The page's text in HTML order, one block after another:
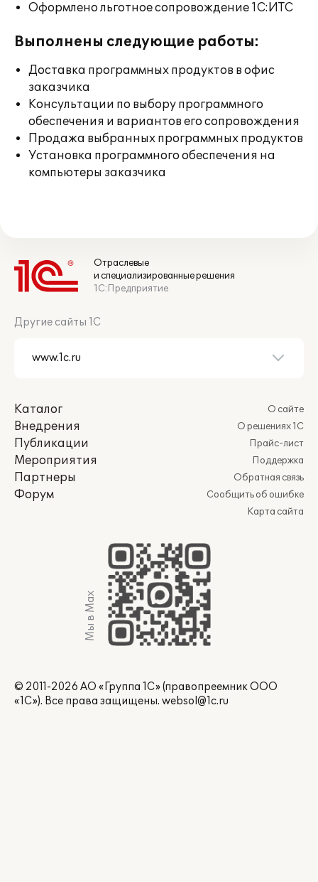
Оформлено льготное сопровождение 1С:ИТС
Выполнены следующие работы:
Доставка программных продуктов в офис
заказчика
Консультации по выбору программного
обеспечения и вариантов его сопровождения
Продажа выбранных программных продуктов
Установка программного обеспечения на
компьютеры заказчика
Отраслевые
и специализированные решения
1С:Предприятие
Другие сайты 1С
Каталог
Внедрения
Публикации
Мероприятия
Партнеры
Форум
О сайте
О решениях 1С
Прайс-лист
Поддержка
Обратная связь
Сообщить об ошибке
Карта сайта
Мы в Max
© 2011-2026 АО «Группа 1С» (правопреемник ООО
«1С»). Все права защищены. websol@1c.ru